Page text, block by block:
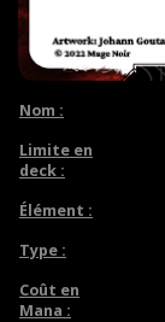
Nom :
Limite en
deck :
Élément :
Type :
Coût en
Mana :